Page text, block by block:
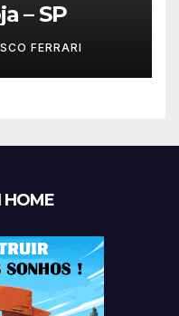
– SP
FERRARI
HOME